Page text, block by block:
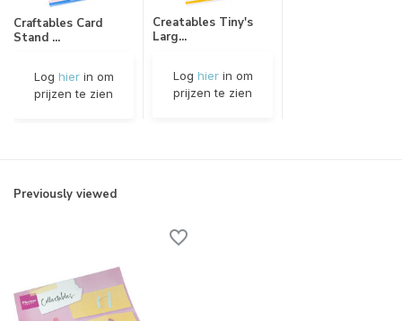
Craftables Card
Stand ...
Log hierin om
prijzen te zien
Creatables Tiny's
Larg...
Log hierin om
prijzen te zien
Previously viewed